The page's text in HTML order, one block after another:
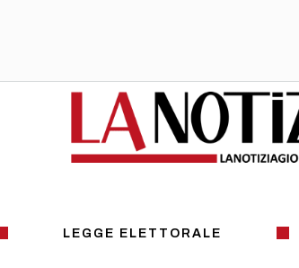
LEGGE ELETTORALE